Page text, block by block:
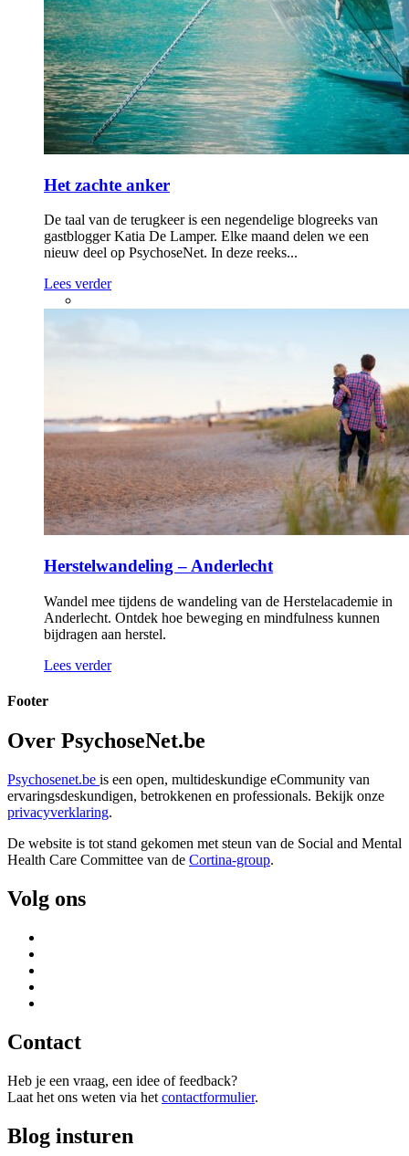
Het zachte anker
De taal van de terugkeer is een negendelige blogreeks van
gastblogger Katia De Lamper. Elke maand delen we een
nieuw deel op PsychoseNet. In deze reeks...
Lees verder
Herstelwandeling – Anderlecht
Wandel mee tijdens de wandeling van de Herstelacademie in
Anderlecht. Ontdek hoe beweging en mindfulness kunnen
bijdragen aan herstel.
Lees verder
Footer
Over PsychoseNet.be
Psychosenet.be is een open, multideskundige eCommunity van
ervaringsdeskundigen, betrokkenen en professionals. Bekijk onze
privacyverklaring.
De website is tot stand gekomen met steun van de Social and Mental
Health Care Committee van de Cortina-group.
Volg ons
Contact
Heb je een vraag, een idee of feedback?
Laat het ons weten via het contactformulier.
Blog insturen